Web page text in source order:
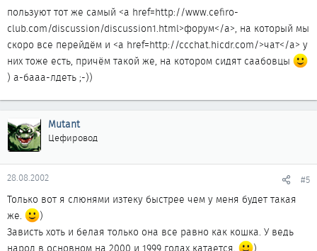
пользуют тот же самый <a href=http://www.cefiro-
club.com/discussion/discussion1.html>форум</a>, на который мы
скоро все перейдём и <a href=http://ccchat.hicdr.com/>чат</a> у
них тоже есть, причём такой же, на котором сидят саабовцы
) а-бааа-лдеть ;-))
Mutant
Цефировод
28.08.2002 #5
Только вот я слюнями изтеку быстрее чем у меня будет такая
же.
)
Зависть хоть и белая только она все равно как кошка. У ведь
народ в основном на 2000 и 1999 годах катается.
)